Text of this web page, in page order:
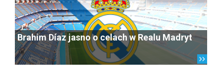
Brahim Díaz jasno o celach w Realu Madryt